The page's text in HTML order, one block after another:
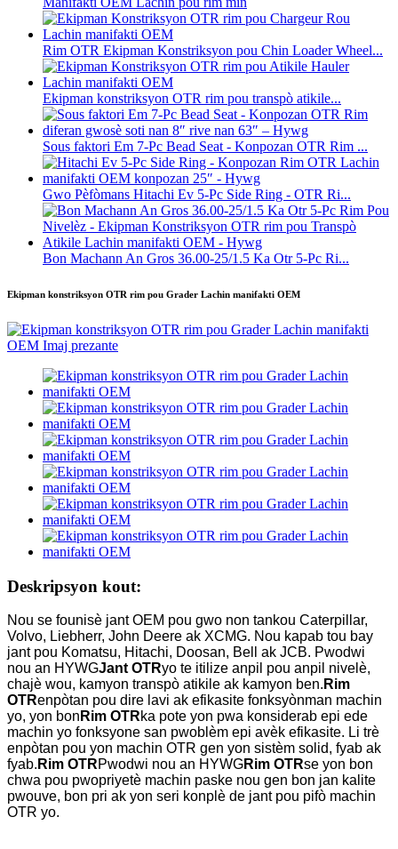
Rim OTR Ekipman Konstriksyon pou Chin Loader Wheel...
Ekipman konstriksyon OTR rim pou transpò atikile...
Sous faktori Em 7-Pc Bead Seat - Konpozan OTR Rim ...
Gwo Pèfòmans Hitachi Ev 5-Pc Side Ring - OTR Ri...
Bon Machann An Gros 36.00-25/1.5 Ka Otr 5-Pc Ri...
Ekipman konstriksyon OTR rim pou Grader Lachin manifakti OEM
Deskripsyon kout:
Nou se founisè jant OEM pou gwo non tankou Caterpillar,
Volvo, Liebherr, John Deere ak XCMG. Nou kapab tou bay
jant pou Komatsu, Hitachi, Doosan, Bell ak JCB. Pwodwi
nou an HYWGJant OTRyo te itilize anpil pou anpil nivelè,
chajè wou, kamyon transpò atikile ak kamyon ben. Rim
OTRenpòtan pou dire lavi ak efikasite fonksyònman machin
yo, yon bon Rim OTRka pote yon pwa konsiderab epi ede
machin yo fonksyone san pwoblèm epi avèk efikasite. Li trè
enpòtan pou yon machin OTR gen yon sistèm solid, fyab ak
fyab. Rim OTRPwodwi nou an HYWGRim OTRse yon bon
chwa pou pwopriyetè machin paske nou gen bon jan kalite
pwouve, bon pri ak yon seri konplè de jant pou pifò machin
OTR yo.